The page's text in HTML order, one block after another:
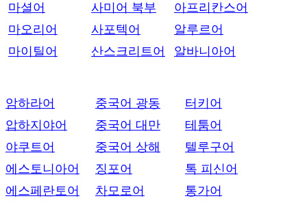
마셜어
마오리어
마이틸어
사미어 북부
사포텍어
산스크리트어
아프리칸스어
알루르어
알바니아어
암하라어
압하지야어
야쿠트어
에스토니아어
에스페란토어
중국어 광동
중국어 대만
중국어 상해
징포어
차모로어
터키어
테툼어
텔루구어
톡 피신어
통가어